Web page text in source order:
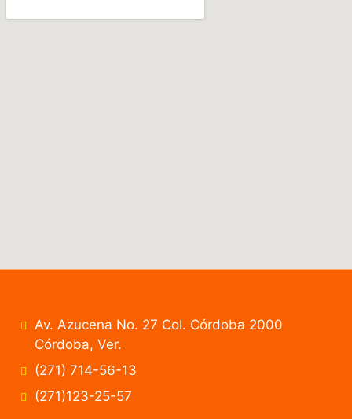
Av. Azucena No. 27 Col. Córdoba 2000
Córdoba, Ver.
(271) 714-56-13
(271)123-25-57